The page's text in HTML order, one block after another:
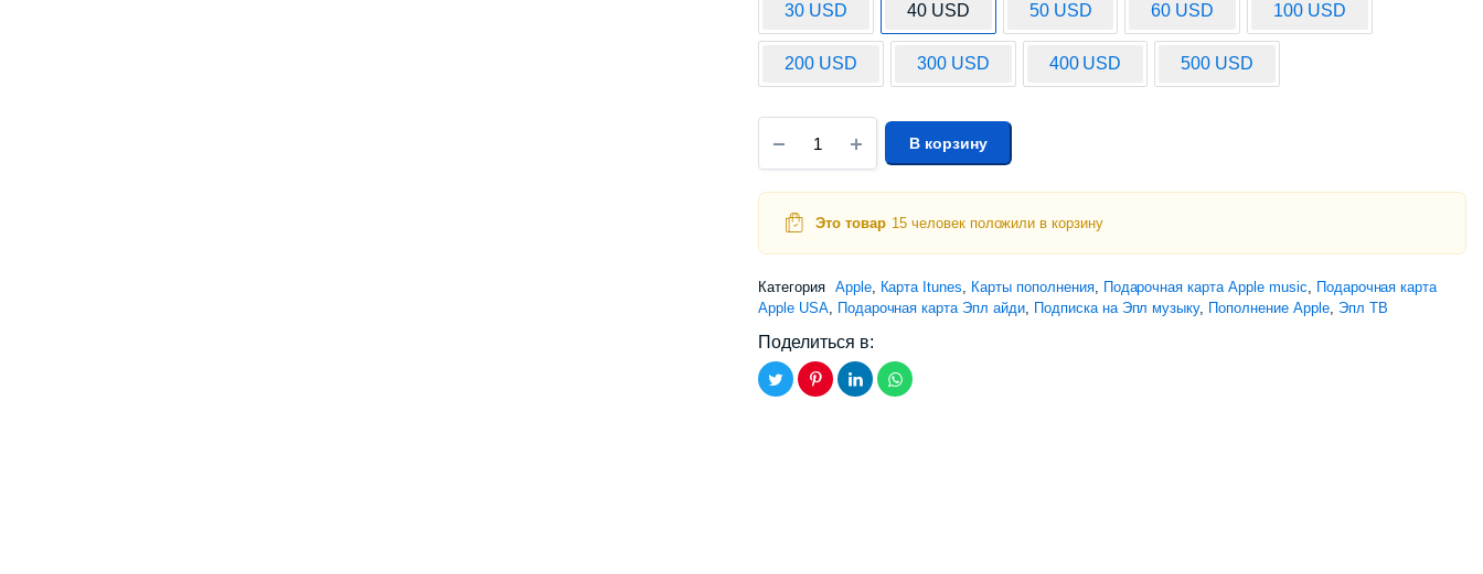
30 USD 40 USD 50 USD 60 USD 100 USD
200 USD 300 USD 400 USD 500 USD
В корзину
Это товар 15 человек положили в корзину
Категория Apple, Карта Itunes, Карты пополнения, Подарочная карта Apple music, Подарочная карта
Apple USA, Подарочная карта Эпл айди, Подписка на Эпл музыку, Пополнение Apple, Эпл ТВ
Поделиться в: